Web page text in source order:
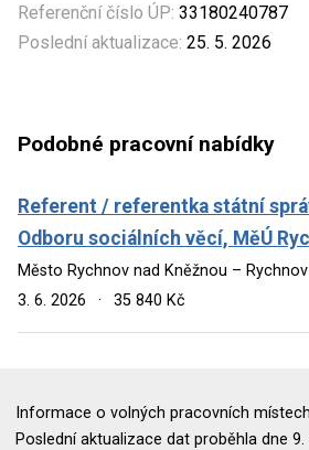
Referenční číslo ÚP: 33180240787
Poslední aktualizace: 25. 5. 2026
Podobné pracovní nabídky
Referent / referentka státní
Odboru sociálních věcí, MěÚ
Město Rychnov nad Kněžnou –
3. 6. 2026
· 35 840 Kč
Informace o volných pracovních
Poslední aktualizace dat proběhla dne 9.